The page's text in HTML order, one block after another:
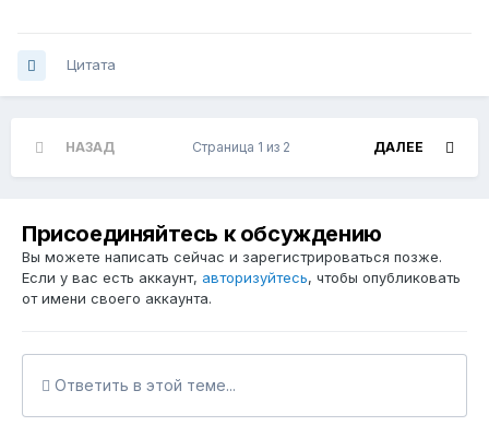
Цитата
НАЗАД ДАЛЕЕ
Страница 1 из 2
Присоединяйтесь к обсуждению
Вы можете написать сейчас и зарегистрироваться позже.
Если у вас есть аккаунт, авторизуйтесь, чтобы опубликовать
от имени своего аккаунта.
Ответить в этой теме...